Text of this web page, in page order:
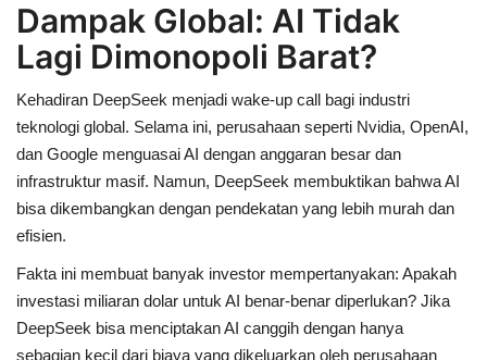
Dampak Global: AI Tidak
Lagi Dimonopoli Barat?
Kehadiran DeepSeek menjadi wake-up call
bagi industri
teknologi global. Selama ini, perusahaan seperti Nvidia, OpenAI,
dan Google menguasai AI dengan anggaran besar dan
infrastruktur masif. Namun, DeepSeek membuktikan bahwa AI
bisa dikembangkan dengan pendekatan yang lebih murah dan
efisien.
Fakta ini membuat banyak investor mempertanyakan: Apakah
investasi miliaran dolar untuk AI benar-benar diperlukan? Jika
DeepSeek bisa menciptakan AI canggih dengan hanya
sebagian kecil dari biaya yang dikeluarkan oleh perusahaan